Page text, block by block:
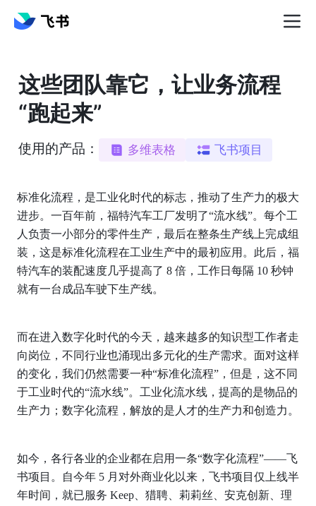
这些团队靠它，让业务流程
“跑起来”
使用的产品： 多维表格 飞书项目
标准化流程，是工业化时代的标志，推动了生产力的极大
进步。一百年前，福特汽车工厂发明了“流水线”。每个工
人负责一小部分的零件生产，最后在整条生产线上完成组
装，这是标准化流程在工业生产中的最初应用。此后，福
特汽车的装配速度几乎提高了 8 倍，工作日每隔 10 秒钟
就有一台成品车驶下生产线。
而在进入数字化时代的今天，越来越多的知识型工作者走
向岗位，不同行业也涌现出多元化的生产需求。面对这样
的变化，我们仍然需要一种“标准化流程”，但是，这不同
于工业时代的“流水线”。工业化流水线，提高的是物品的
生产力；数字化流程，解放的是人才的生产力和创造力。
如今，各行各业的企业都在启用一条“数字化流程”——飞
书项目。自今年 5 月对外商业化以来，飞书项目仅上线半
年时间，就已服务 Keep、猎聘、莉莉丝、安克创新、理